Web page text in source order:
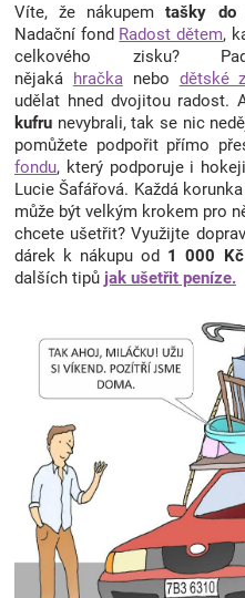
Víte, že nákupemtašky do
Nadační fond Radost dětem,
celkového zisku?
nějaká hračka nebo dětské
udělat hned dvojitou
kufru nevybrali, tak se nic
pomůžete podpořit přímo
fondu, který podporuje i
Lucie Šafářová. Každá
může být velkým krokem pro
chcete ušetřit? Využijte
dárek k nákupu od 1 000 Kč
dalších tipů jak ušetřit peníze.